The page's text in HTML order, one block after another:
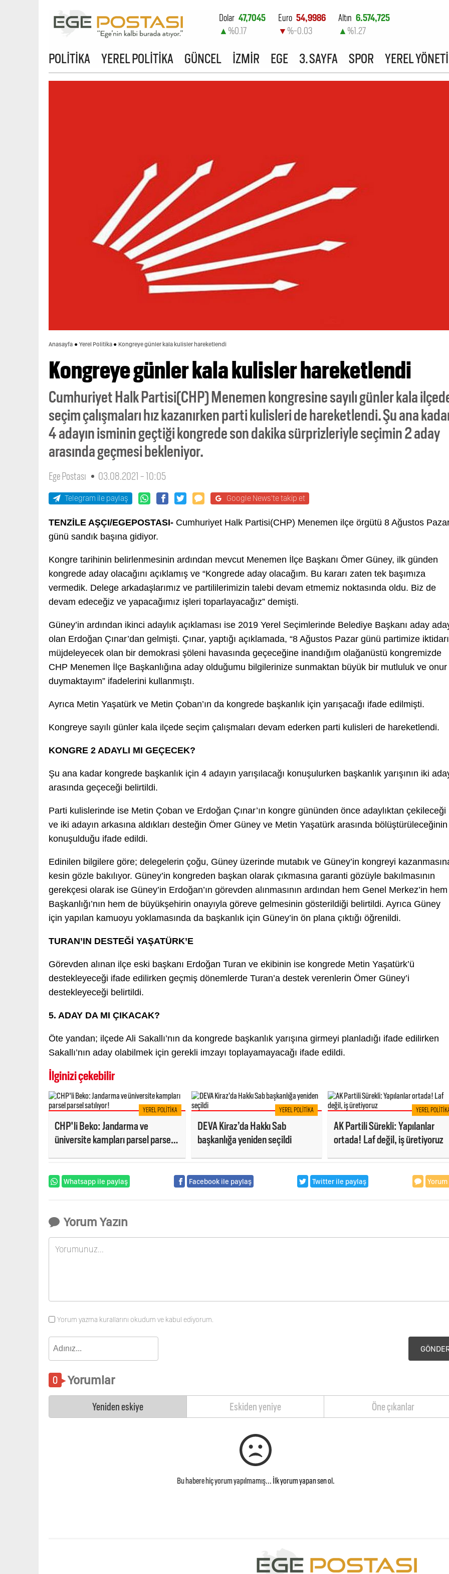
Dolar 47,7045
▲ %0.17
Euro 54,9986
▼ %-0.03
Altın 6.574,725
▲ %1.27
%0.78
POLİTİKA YEREL POLİTİKA GÜNCEL İZMİR EGE 3. SAYFA SPOR YEREL
Anasayfa Yerel Politika Kongreye günler kala kulisler hareketlendi
Kongreye günler kala kulisler hareketlendi
Cumhuriyet Halk Partisi(CHP) Menemen kongresine sayılı günler kala
seçim çalışmaları hız kazanırken parti kulisleri de hareketlendi. Şu ana
4 adayın isminin geçtiği kongrede son dakika sürprizleriyle seçimin 2 aday
arasında geçmesi bekleniyor.
Ege Postası 03.08.2021 - 10:05
Telegram ile paylaş Google News'te takip et
TENZİLE AŞÇI/EGEPOSTASI- Cumhuriyet Halk Partisi(CHP) Menemen ilçe örgütü 8 Ağustos
günü sandık başına gidiyor.
Kongre tarihinin belirlenmesinin ardından mevcut Menemen İlçe Başkanı Ömer Güney, ilk günden
kongrede aday olacağını açıklamış ve “Kongrede aday olacağım. Bu kararı zaten tek başımıza
vermedik. Delege arkadaşlarımız ve partililerimizin talebi devam etmemiz noktasında oldu. Biz de
devam edeceğiz ve yapacağımız işleri toparlayacağız” demişti.
Güney’in ardından ikinci adaylık açıklaması ise 2019 Yerel Seçimlerinde Belediye Başkanı aday
olan Erdoğan Çınar’dan gelmişti. Çınar, yaptığı açıklamada, “8 Ağustos Pazar günü partimize iktidarı
müjdeleyecek olan bir demokrasi şöleni havasında geçeceğine inandığım olağanüstü kongremizde
CHP Menemen İlçe Başkanlığına aday olduğumu bilgilerinize sunmaktan büyük bir mutluluk ve onur
duymaktayım” ifadelerini kullanmıştı.
Ayrıca Metin Yaşatürk ve Metin Çoban’ın da kongrede başkanlık için yarışacağı ifade edilmişti.
Kongreye sayılı günler kala ilçede seçim çalışmaları devam ederken parti kulisleri de hareketlendi.
KONGRE 2 ADAYLI MI GEÇECEK?
Şu ana kadar kongrede başkanlık için 4 adayın yarışılacağı konuşulurken başkanlık yarışının iki
arasında geçeceği belirtildi.
Parti kulislerinde ise Metin Çoban ve Erdoğan Çınar’ın kongre gününden önce adaylıktan çekileceği
ve iki adayın arkasına aldıkları desteğin Ömer Güney ve Metin Yaşatürk arasında bölüştürüleceğinin
konuşulduğu ifade edildi.
Edinilen bilgilere göre; delegelerin çoğu, Güney üzerinde mutabık ve Güney’in kongreyi
kesin gözle bakılıyor. Güney’in kongreden başkan olarak çıkmasına garanti gözüyle bakılmasının
gerekçesi olarak ise Güney’in Erdoğan’ın görevden alınmasının ardından hem Genel Merkez’in
Başkanlığı’nın hem de büyükşehirin onayıyla göreve gelmesinin gösterildiği belirtildi. Ayrıca Güney
için yapılan kamuoyu yoklamasında da başkanlık için Güney’in ön plana çıktığı öğrenildi.
TURAN’IN DESTEĞİ YAŞATÜRK’E
Görevden alınan ilçe eski başkanı Erdoğan Turan ve ekibinin ise kongrede Metin Yaşatürk’ü
destekleyeceği ifade edilirken geçmiş dönemlerde Turan’a destek verenlerin Ömer Güney’i
destekleyeceği belirtildi.
5. ADAY DA MI ÇIKACAK?
Öte yandan; ilçede Ali Sakallı’nın da kongrede başkanlık yarışına girmeyi planladığı ifade edilirken
Sakallı’nın aday olabilmek için gerekli imzayı toplayamayacağı ifade edildi.
İlginizi çekebilir
YEREL POLITIKA
CHP'li Beko: Jandarma ve
üniversite kampları parsel parsel
YEREL POLITIKA
DEVA Kiraz’da Hakkı Sab
başkanlığa yeniden seçildi
YEREL
AK Partili Sürekli: Yapılanlar
ortada! Laf değil, iş üretiyoruz
Whatsapp ile paylaş Facebook ile paylaş Twitter ile paylaş Yorum
Yorum Yazın
Yorum yazma kurallarını okudum ve kabul ediyorum.
Yorumlar
Yeniden eskiye Eskiden yeniye Öne çıkanlar
Bu habere hiç yorum yapılmamış... İlk yorum yapan sen ol.